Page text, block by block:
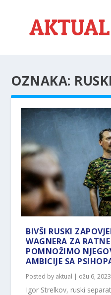
OZNAKA: RUSKI
BIVŠI RUSKI
WAGNERA ZA
POMNOŽIMO
AMBICIJE SA
Posted by aktual | ožu 6, 2023
Igor Strelkov, ruski